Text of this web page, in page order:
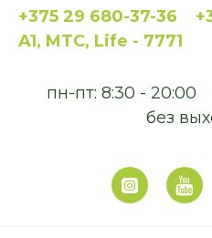
+375 29 680-37-36
A1, MTC, Life - 7771
пн-пт: 8:30 - 20:00
без